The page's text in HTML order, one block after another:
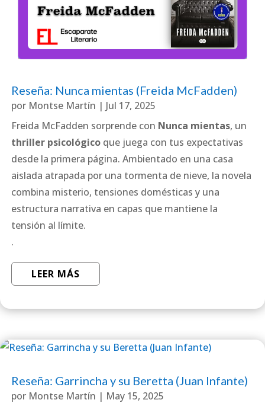
Reseña: Nunca mientas (Freida McFadden)
por Montse Martín | Jul 17, 2025
Freida McFadden sorprende con Nunca mientas, un
thriller psicológico que juega con tus expectativas
desde la primera página. Ambientado en una casa
aislada atrapada por una tormenta de nieve, la novela
combina misterio, tensiones domésticas y una
estructura narrativa en capas que mantiene la
tensión al límite.
.
LEER MÁS
Reseña: Garrincha y su Beretta (Juan Infante)
por Montse Martín | May 15, 2025